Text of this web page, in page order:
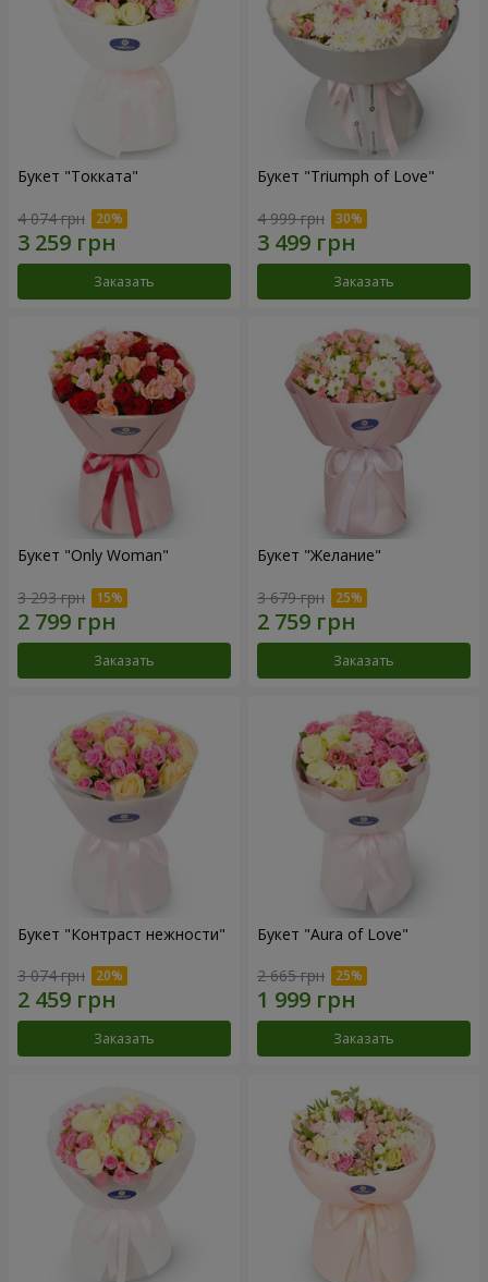
Букет "Токката"
4 074 грн
Заказать
Букет "Triumph of Love"
4 999 грн
Заказать
Букет "Only Woman"
3 293 грн
Заказать
Букет "Желание"
3 679 грн
Заказать
Букет "Контраст нежности"
3 074 грн
Заказать
Букет "Aura of Love"
2 665 грн
Заказать